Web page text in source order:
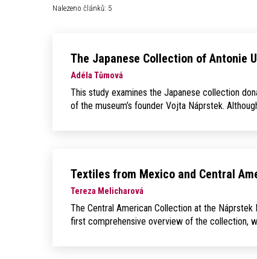
Nalezeno článků: 5
The Japanese Collection of Antonie
Adéla Tůmová
This study examines the Japanese collection
of the museum’s founder Vojta Náprstek.
Textiles from Mexico and Central
Tereza Melicharová
The Central American Collection at the
first comprehensive overview of the collection,